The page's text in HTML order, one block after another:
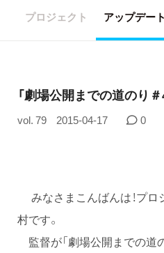
プロジェクト アップデート
「劇場公開までの道のり
vol. 79 2015-04-17 0
みなさまこんばんは！プ
村です。
監督が「劇場公開までの道